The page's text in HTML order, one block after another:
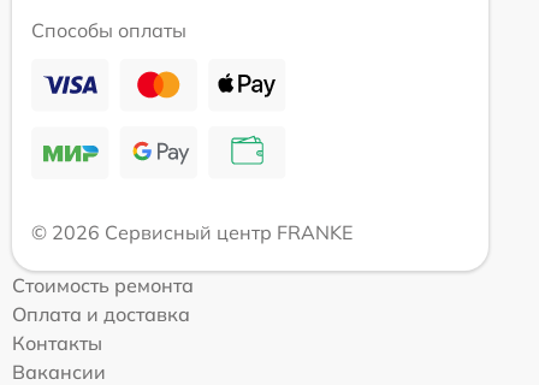
Способы оплаты
© 2026 Сервисный центр FRANKE
Стоимость ремонта
Оплата и доставка
Контакты
Вакансии